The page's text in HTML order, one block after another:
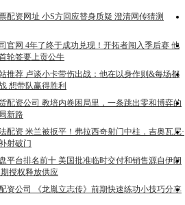
配资网址 小S方回应替身质疑 澄清网传猜测
官网 4年了终于成功兑现！开拓者闯入季后赛 他
轮签要上贡公牛
推荐 卢谈小卡带伤出战：他在以身作则&每场都
想带队赢得胜利
配资公司 教培内卷困局里，一条跳出零和博弈的
新路
配资 米兰被扳平！弗拉西奇射门中柱，吉奥瓦尼·
射破门
平台排名前十 美国批准临时交付和销售源自伊朗
授权释放供应
资公司 《龙胤立志传》前期快速练功小技巧分享